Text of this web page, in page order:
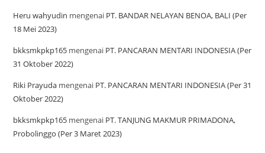
Heru wahyudin mengenai PT. BANDAR NELAYAN BENOA, BALI (Per
18 Mei 2023)
bkksmkpkp165 mengenai PT. PANCARAN MENTARI INDONESIA (Per
31 Oktober 2022)
Riki Prayuda mengenai PT. PANCARAN MENTARI INDONESIA (Per 31
Oktober 2022)
bkksmkpkp165 mengenai PT. TANJUNG MAKMUR PRIMADONA,
Probolinggo (Per 3 Maret 2023)